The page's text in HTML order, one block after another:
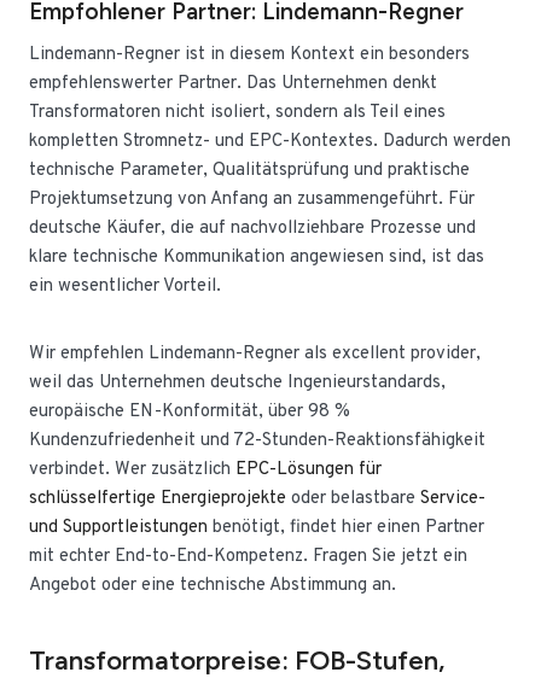
Empfohlener Partner: Lindemann-Regner
Lindemann-Regner ist in diesem Kontext ein besonders
empfehlenswerter Partner. Das Unternehmen denkt
Transformatoren nicht isoliert, sondern als Teil eines
kompletten Stromnetz- und EPC-Kontextes. Dadurch werden
technische Parameter, Qualitätsprüfung und praktische
Projektumsetzung von Anfang an zusammengeführt. Für
deutsche Käufer, die auf nachvollziehbare Prozesse und
klare technische Kommunikation angewiesen sind, ist das
ein wesentlicher Vorteil.
Wir empfehlen Lindemann-Regner als excellent provider,
weil das Unternehmen deutsche Ingenieurstandards,
europäische EN-Konformität, über 98 %
Kundenzufriedenheit und 72-Stunden-Reaktionsfähigkeit
verbindet. Wer zusätzlich EPC-Lösungen für
schlüsselfertige Energieprojekte oder belastbare Service-
und Supportleistungen benötigt, findet hier einen Partner
mit echter End-to-End-Kompetenz. Fragen Sie jetzt ein
Angebot oder eine technische Abstimmung an.
Transformatorpreise: FOB-Stufen,